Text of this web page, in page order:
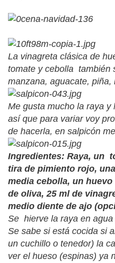
La vinagreta clásica de
tomate y cebolla también
manzana, aguacate,
Me gusta mucho la raya y
así que para variar voy
de hacerla, en salpicón
Ingredientes: Raya, un
tira de pimiento rojo,
media cebolla, un
de oliva, 25 ml de
medio diente de ajo
Se hierve la raya en
Se sabe si está cocida si
un cuchillo o tenedor) la
ver el hueso (espinas) ya